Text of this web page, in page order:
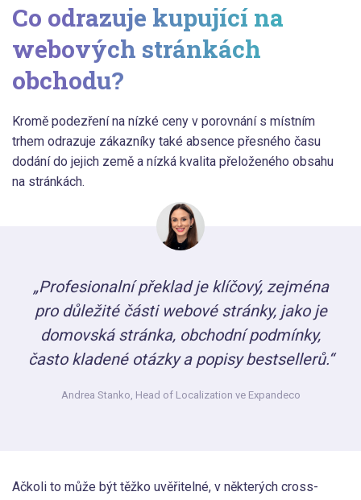
Co odrazuje kupující na
webových stránkách
obchodu?
Kromě podezření na nízké ceny v porovnání s místním
trhem odrazuje zákazníky také absence přesného času
dodání do jejich země a nízká kvalita přeloženého obsahu
na stránkách.
„Profesionalní překlad je klíčový, zejména
pro důležité části webové stránky, jako je
domovská stránka, obchodní podmínky,
často kladené otázky a popisy bestsellerů.“
Andrea Stanko, Head of Localization ve Expandeco
Ačkoli to může být těžko uvěřitelné, v některých cross-